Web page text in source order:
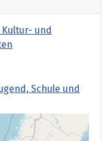
Kultur- und
Schule und